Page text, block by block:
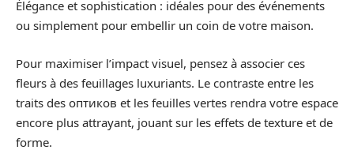
Élégance et sophistication : idéales pour des événements
ou simplement pour embellir un coin de votre maison.
Pour maximiser l’impact visuel, pensez à associer ces
fleurs à des feuillages luxuriants. Le contraste entre les
traits des оптиков et les feuilles vertes rendra votre espace
encore plus attrayant, jouant sur les effets de texture et de
forme.